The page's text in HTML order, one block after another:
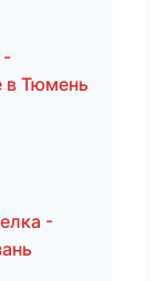
-
в Тюмень
-